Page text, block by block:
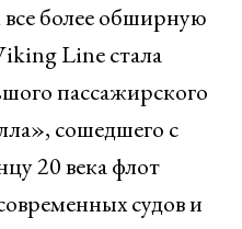
более обширную
Line стала
пассажирского
сошедшего с
20 века флот
судов и